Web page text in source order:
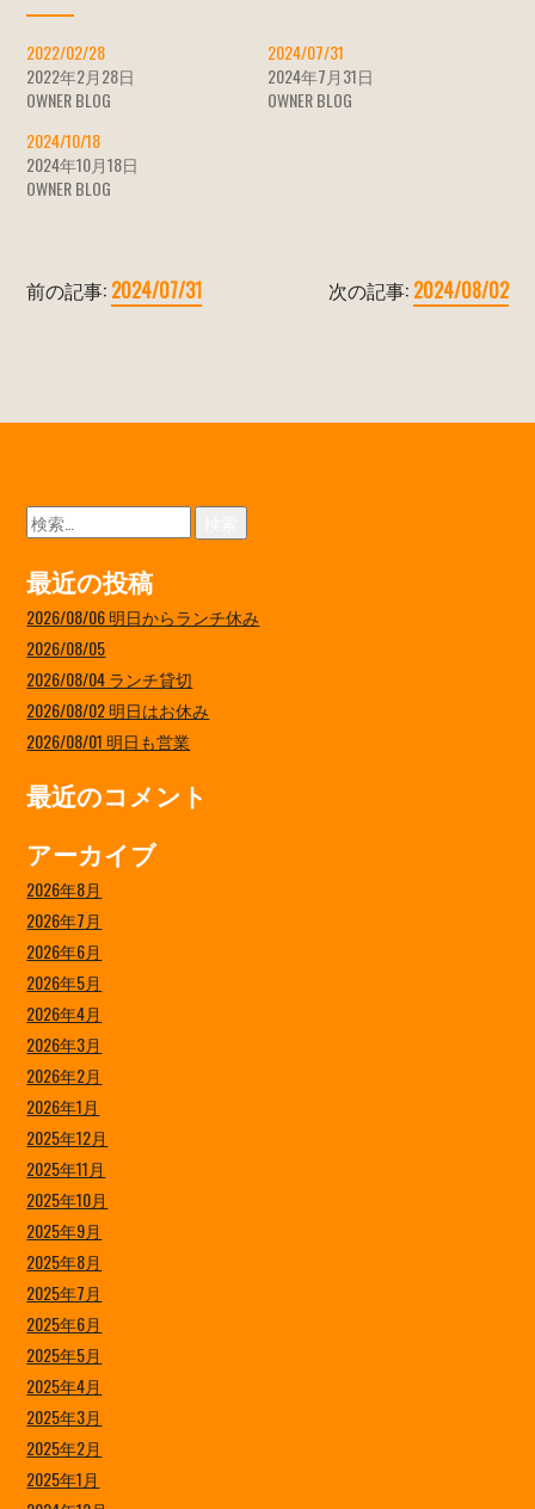
2022/02/28
2022年2月28日
OWNER BLOG
2024/07/31
2024年7月31日
OWNER BLOG
2024/10/18
2024年10月18日
OWNER BLOG
前の記事: 2024/07/31 次の記事: 2024/08/02
検
索:
最近の投稿
2026/08/06 明日からランチ休み
2026/08/05
2026/08/04 ランチ貸切
2026/08/02 明日はお休み
2026/08/01 明日も営業
最近のコメント
アーカイブ
2026年8月
2026年7月
2026年6月
2026年5月
2026年4月
2026年3月
2026年2月
2026年1月
2025年12月
2025年11月
2025年10月
2025年9月
2025年8月
2025年7月
2025年6月
2025年5月
2025年4月
2025年3月
2025年2月
2025年1月